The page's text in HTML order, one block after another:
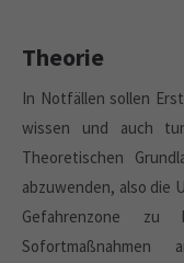
Theorie
In Notfällen sollen
wissen und auch
Theoretischen
abzuwenden, also die
Gefahrenzone zu
Sofortmaßnahmen